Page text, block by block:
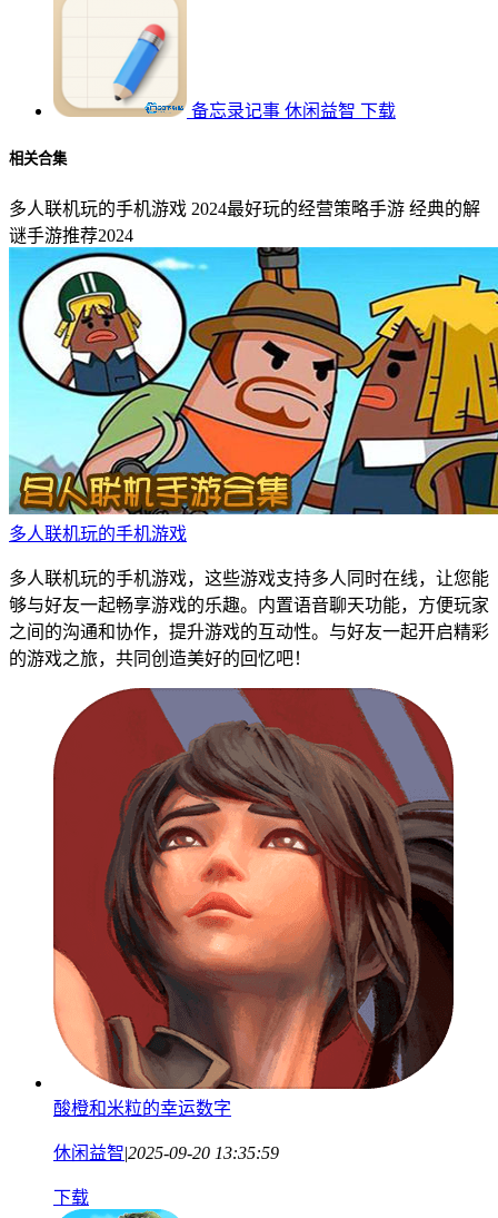
备忘录记事 休闲益智 下载
相关合集
多人联机玩的手机游戏 2024最好玩的经营策略手游 经典的解
谜手游推荐2024
多人联机玩的手机游戏
多人联机玩的手机游戏，这些游戏支持多人同时在线，让您能
够与好友一起畅享游戏的乐趣。内置语音聊天功能，方便玩家
之间的沟通和协作，提升游戏的互动性。与好友一起开启精彩
的游戏之旅，共同创造美好的回忆吧！
酸橙和米粒的幸运数字
休闲益智|2025-09-20 13:35:59
下载